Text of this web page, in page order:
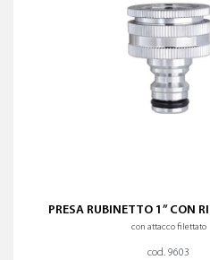
PRESA RUBINETTO 1” CON
con attacco filettato
cod. 9603